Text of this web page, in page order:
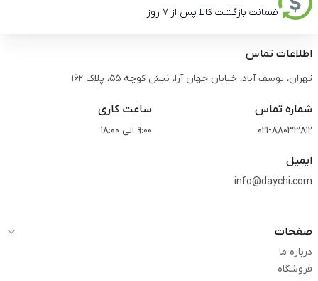
ضمانت بازگشت کالا پس از 7 روز
اطلاعات تماس
تهران، یوسف آباد، خیابان جهان آرا، نبش کوچه 55، پلاک 162
شماره تماس
021-88033812
ساعت کاری
9:00 الی 18:00
ایمیل
info@daychi.com
صفحات
درباره ما
فروشگاه